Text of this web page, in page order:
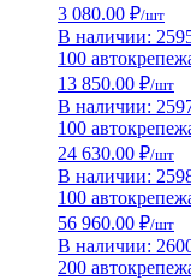
3 080.00 ₽/шт
В наличии:
100
13 850.00 ₽/шт
В наличии:
100
24 630.00 ₽/шт
В наличии:
100
56 960.00 ₽/шт
В наличии:
200